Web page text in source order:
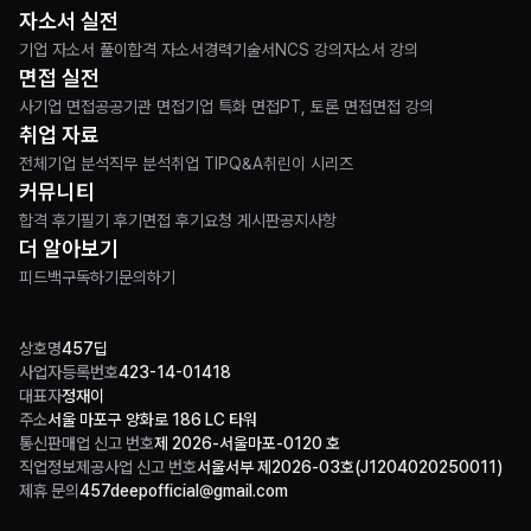
상호명457딥
사업자등록번호423-14-01418
대표자정재이
주소서울 마포구 양화로 186 LC 타워
통신판매업 신고 번호제 2026-서울마포-0120 호
직업정보제공사업 신고 번호서울서부 제2026-03호(J1204020250011)
제휴 문의 457deepofficial@gmail.com
자소서 실전
기업 자소서 풀이 합격 자소서경력기술서 NCS 강의자소서 강의
면접 실전
사기업 면접공공기관 면접기업 특화 면접PT, 토론 면접면접 강의
취업 자료
전체 기업 분석직무 분석취업 TIPQ&A취린이 시리즈
커뮤니티
합격 후기 필기 후기 면접 후기 요청 게시판공지사항
더 알아보기
피드백구독하기 문의하기